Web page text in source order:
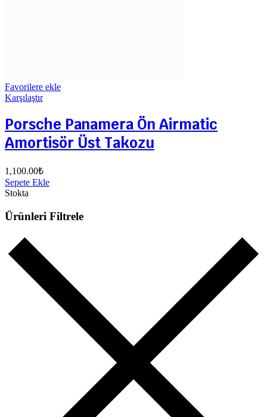
Favorilere ekle
Karşılaştır
Porsche Panamera Ön Airmatic
Amortisör Üst Takozu
1,100.00₺
Sepete Ekle
Stokta
Ürünleri Filtrele